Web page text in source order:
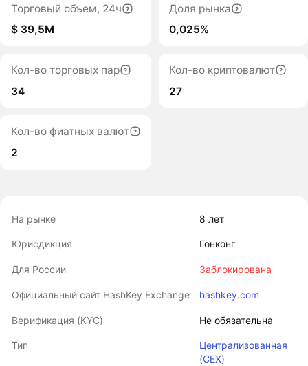
Торговый объем, 24ч
$ 39,5M
Доля рынка
0,025%
Кол-во торговых пар
34
Кол-во криптовалют
27
Кол-во фиатных валют
2
На рынке 8 лет
Юрисдикция Гонконг
Для России Заблокирована
Официальный сайт HashKey Exchange hashkey.com
Верификация (KYC) Не обязательна
Тип
Централизованная
(CEX)